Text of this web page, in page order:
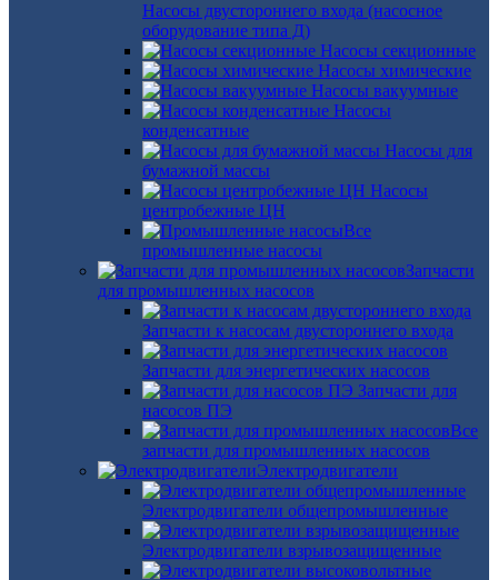
Насосы двустороннего входа (насосное
оборудование типа Д)
Насосы секционные
Насосы химические
Насосы вакуумные
Насосы
конденсатные
Насосы для
бумажной массы
Насосы
центробежные ЦН
Все
промышленные насосы
Запчасти
для промышленных насосов
Запчасти к насосам двустороннего входа
Запчасти для энергетических насосов
Запчасти для
насосов ПЭ
Все
запчасти для промышленных насосов
Электродвигатели
Электродвигатели общепромышленные
Электродвигатели взрывозащищенные